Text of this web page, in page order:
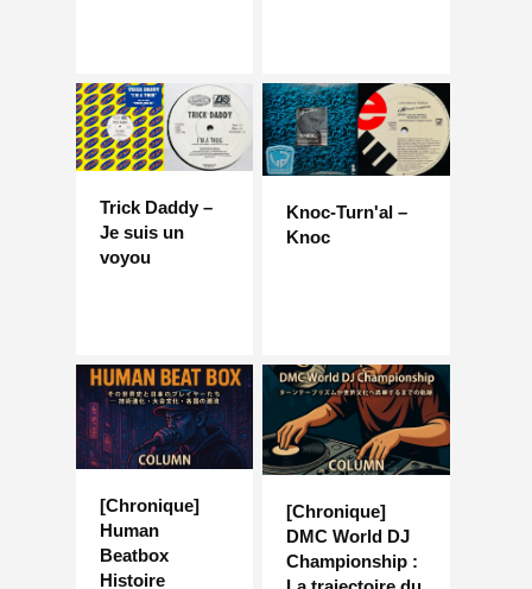
Trick Daddy –
Je suis un
voyou
Knoc-Turn'al –
Knoc
[Chronique]
Human
Beatbox
Histoire
[Chronique]
DMC World DJ
Championship :